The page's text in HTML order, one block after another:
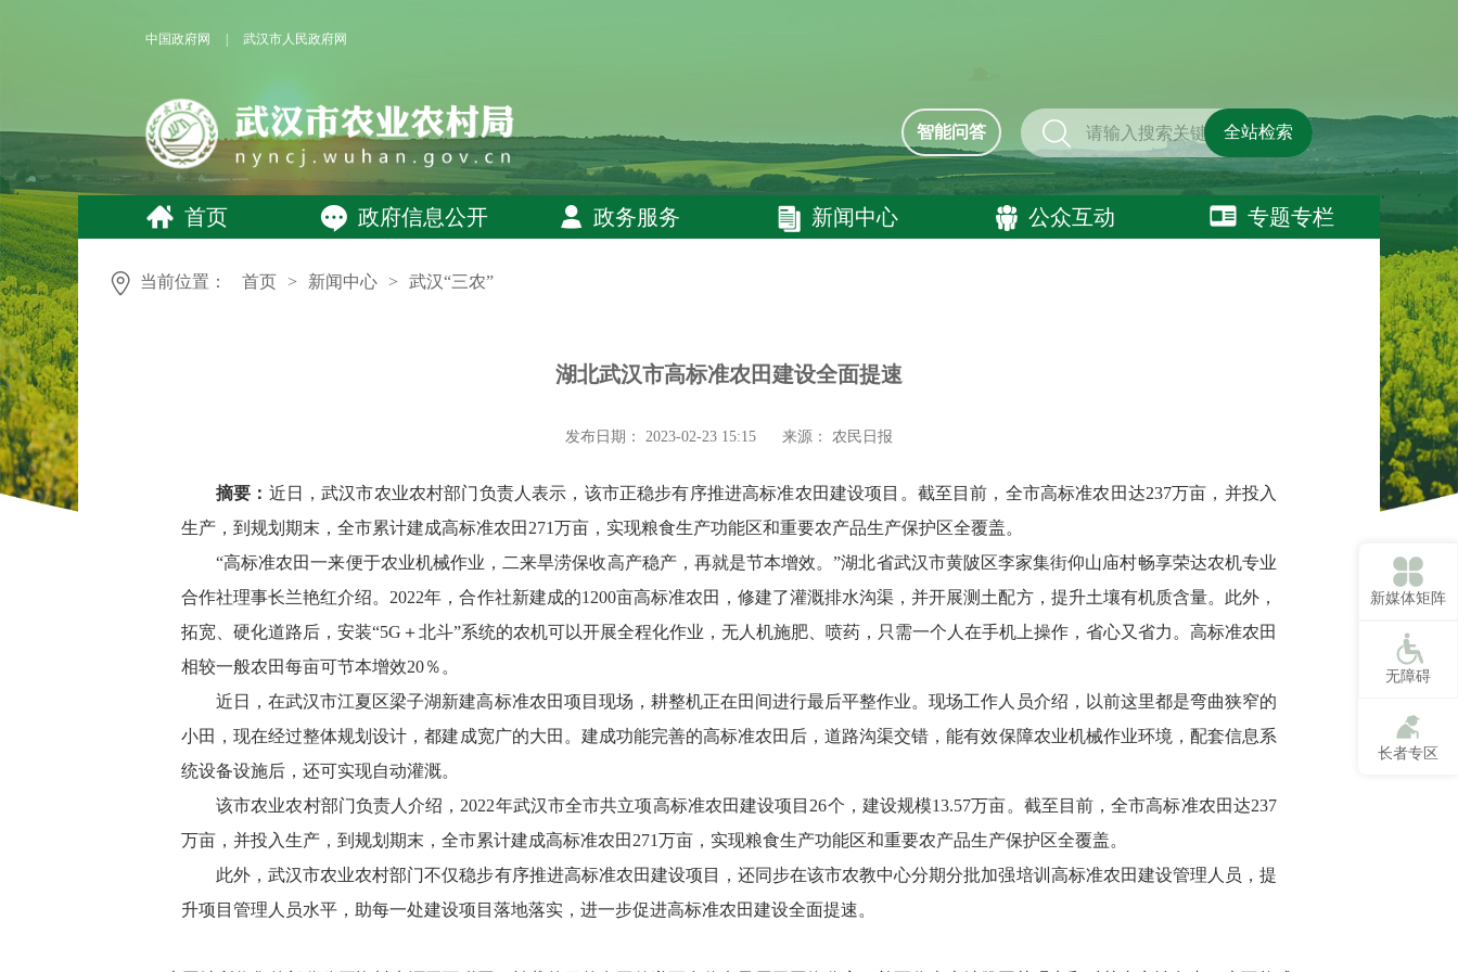
中国政府网 武汉市人民政府网
智能问答 全站检索
首页 政府信息公开 政务服务 新闻中心 公众互动 专题专栏
当前位置： 首页 > 新闻中心 > 武汉“三农”
湖北武汉市高标准农田建设全面提速
发布日期： 2023-02-23 15:15 来源： 农民日报
摘要： 近日，武汉市农业农村部门负责人表示，该市正稳步有序推进高标准农田建设项目。截至目前，全市高标准农田达237万亩，并投入
生产，到规划期末，全市累计建成高标准农田271万亩，实现粮食生产功能区和重要农产品生产保护区全覆盖。
“高标准农田一来便于农业机械作业，二来旱涝保收高产稳产，再就是节本增效。”湖北省武汉市黄陂区李家集街仰山庙村畅享荣达农机专业
合作社理事长兰艳红介绍。2022年，合作社新建成的1200亩高标准农田，修建了灌溉排水沟渠，并开展测土配方，提升土壤有机质含量。此外，
拓宽、硬化道路后，安装“5G＋北斗”系统的农机可以开展全程化作业，无人机施肥、喷药，只需一个人在手机上操作，省心又省力。高标准农田
相较一般农田每亩可节本增效20％。
近日，在武汉市江夏区梁子湖新建高标准农田项目现场，耕整机正在田间进行最后平整作业。现场工作人员介绍，以前这里都是弯曲狭窄的
小田，现在经过整体规划设计，都建成宽广的大田。建成功能完善的高标准农田后，道路沟渠交错，能有效保障农业机械作业环境，配套信息系
统设备设施后，还可实现自动灌溉。
该市农业农村部门负责人介绍，2022年武汉市全市共立项高标准农田建设项目26个，建设规模13.57万亩。截至目前，全市高标准农田达237
万亩，并投入生产，到规划期末，全市累计建成高标准农田271万亩，实现粮食生产功能区和重要农产品生产保护区全覆盖。
此外，武汉市农业农村部门不仅稳步有序推进高标准农田建设项目，还同步在该市农教中心分期分批加强培训高标准农田建设管理人员，提
升项目管理人员水平，助每一处建设项目落地落实，进一步促进高标准农田建设全面提速。
新媒体矩阵
无障碍
长者专区